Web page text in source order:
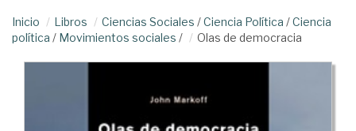
Inicio Libros Ciencias Sociales /Ciencia Política /Ciencia
política / Movimientos sociales / Olas de democracia